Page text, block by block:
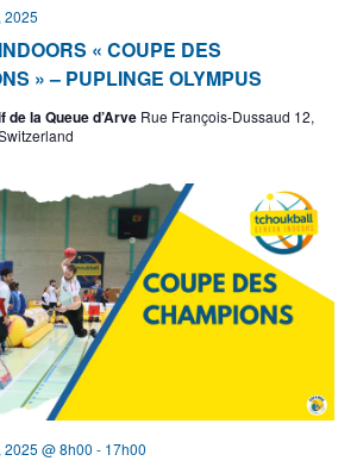
« COUPE DES
» – PUPLINGE OLYMPUS
2025
la Queue d’Arve Rue François-Dussaud 12,
@ 8h00 - 17h00